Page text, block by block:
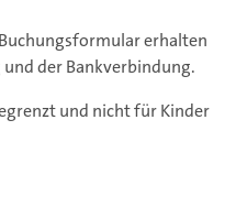
erhalten
und der Bankverbindung.
und nicht für Kinder